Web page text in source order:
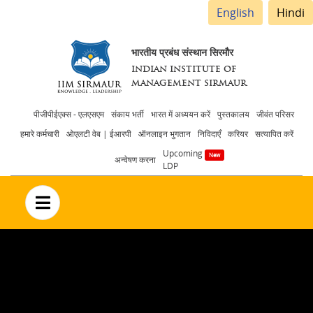
English Hindi
भारतीय प्रबंध संस्थान सिरमौर
INDIAN INSTITUTE OF
MANAGEMENT SIRMAUR
Header
menu
पीजीपीईएक्स - एलएसएम संकाय भर्ती भारत में अध्ययन करें पुस्तकालय
जीवंत परिसर
हमारे कर्मचारी
ओएलटी वेब | ईआरपी ऑनलाइन भुगतान निविदाएँ करियर सत्यापित करें
अन्वेषण करना
Upcoming
LDP
no text